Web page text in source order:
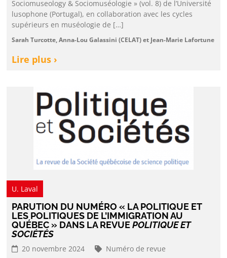
Sociomuseology & Sociomuséologie » (vol. 8) de l’Université
lusophone (Portugal), en collaboration avec les cycles
supérieurs en muséologie de […]
Sarah Turcotte, Anna-Lou Galassini (CELAT) et Jean-Marie Lafortune
Lire plus ›
U. Laval
PARUTION DU NUMÉRO « LA POLITIQUE ET
LES POLITIQUES DE L’IMMIGRATION AU
QUÉBEC » DANS LA REVUEPOLITIQUE ET
SOCIÉTÉS
20 novembre 2024
Numéro de revue